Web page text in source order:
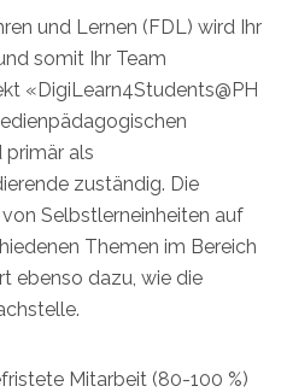
und Lernen (FDL) wird Ihr
somit Ihr Team
«DigiLearn4Students@PH
primär als
zuständig. Die
Selbstlerneinheiten auf
Themen im Bereich
ebenso dazu, wie die
Mitarbeit (80-100 %)